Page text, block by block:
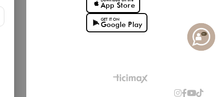
App Store
GET IT ON
Google Play